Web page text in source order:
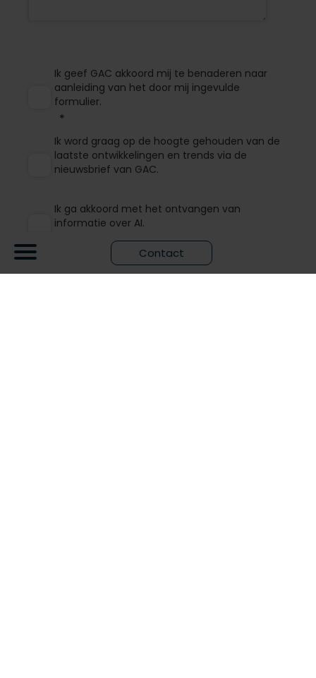
Contact
Ik geef GAC akkoord mij te benaderen naar
aanleiding van het door mij ingevulde
formulier.
Ik word graag op de hoogte gehouden van de
laatste ontwikkelingen en trends via de
nieuwsbrief van GAC.
Ik ga akkoord met het ontvangen van
informatie over AI.